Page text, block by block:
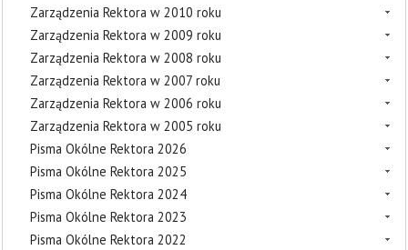
Zarządzenia Rektora w 2010 roku
Zarządzenia Rektora w 2009 roku
Zarządzenia Rektora w 2008 roku
Zarządzenia Rektora w 2007 roku
Zarządzenia Rektora w 2006 roku
Zarządzenia Rektora w 2005 roku
Pisma Okólne Rektora 2026
Pisma Okólne Rektora 2025
Pisma Okólne Rektora 2024
Pisma Okólne Rektora 2023
Pisma Okólne Rektora 2022